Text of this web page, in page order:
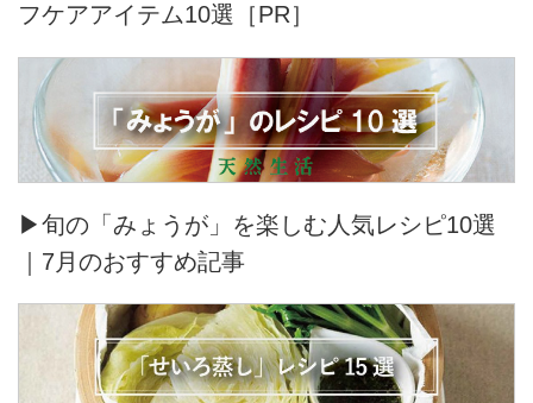
フケアアイテム10選［PR］
▶旬の「みょうが」を楽しむ人気レシピ10選
｜7月のおすすめ記事